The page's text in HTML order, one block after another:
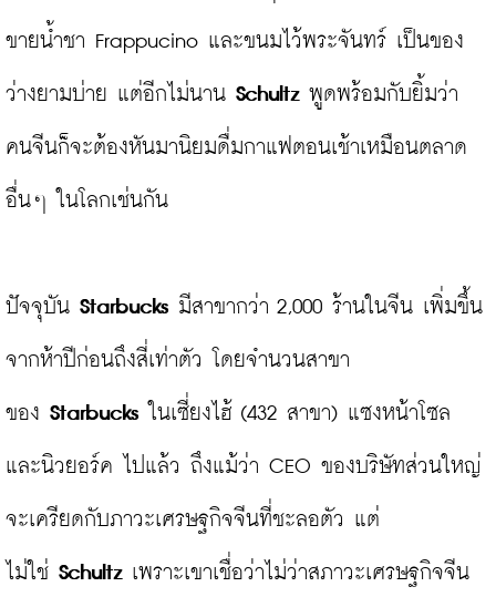
ขายน้ำชา Frappucino และขนมไว้พระจันทร์ เป็นของ
ว่างยามบ่าย แต่อีกไม่นาน Schultz พูดพร้อมกับยิ้มว่า
คนจีนก็จะต้องหันมานิยมดื่มกาแฟตอนเช้าเหมือนตลาด
อื่นๆ ในโลกเช่นกัน
ปัจจุบัน Starbucks มีสาขากว่า 2,000 ร้านในจีน เพิ่มขึ้น
จากห้าปีก่อนถึงสี่เท่าตัว โดยจำนวนสาขา
ของ Starbucks ในเซี่ยงไฮ้ (432 สาขา) แซงหน้าโซล
และนิวยอร์ค ไปแล้ว ถึงแม้ว่า CEO ของบริษัทส่วนใหญ่
จะเครียดกับภาวะเศรษฐกิจจีนที่ชะลอตัว แต่
ไม่ใช่ Schultz เพราะเขาเชื่อว่าไม่ว่าสภาวะเศรษฐกิจจีน